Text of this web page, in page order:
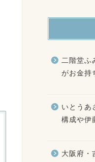
二階堂ふ
がお金持
いとうあ
構成や伊
大阪府・